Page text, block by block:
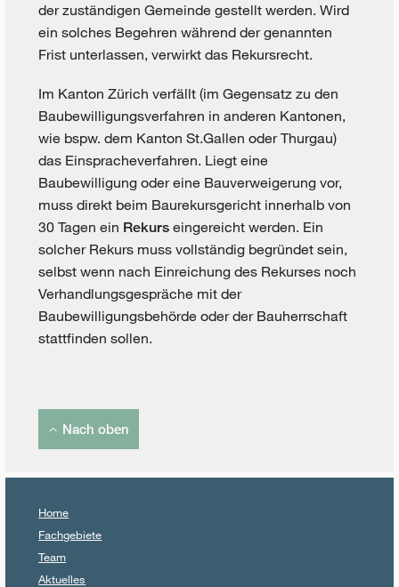
der zuständigen Gemeinde gestellt werden. Wird
ein solches Begehren während der genannten
Frist unterlassen, verwirkt das Rekursrecht.
Im Kanton Zürich verfällt (im Gegensatz zu den
Baubewilligungsverfahren in anderen Kantonen,
wie bspw. dem Kanton St.Gallen oder Thurgau)
das Einspracheverfahren. Liegt eine
Baubewilligung oder eine Bauverweigerung vor,
muss direkt beim Baurekursgericht innerhalb von
30 Tagen ein Rekurseingereicht werden. Ein
solcher Rekurs muss vollständig begründet sein,
selbst wenn nach Einreichung des Rekurses noch
Verhandlungsgespräche mit der
Baubewilligungsbehörde oder der Bauherrschaft
stattfinden sollen.
Nach oben
Home
Fachgebiete
Team
Aktuelles